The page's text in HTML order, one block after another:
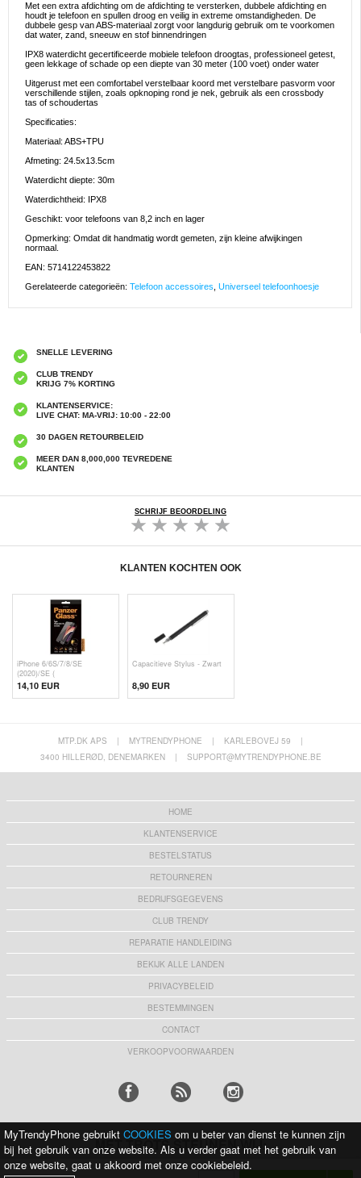
Met een extra afdichting om de afdichting te versterken, dubbele afdichting en
houdt je telefoon en spullen droog en veilig in extreme omstandigheden. De
dubbele gesp van ABS-materiaal zorgt voor langdurig gebruik om te voorkomen
dat water, zand, sneeuw en stof binnendringen
IPX8 waterdicht gecertificeerde mobiele telefoon droogtas, professioneel getest,
geen lekkage of schade op een diepte van 30 meter (100 voet) onder water
Uitgerust met een comfortabel verstelbaar koord met verstelbare pasvorm voor
verschillende stijlen, zoals opknoping rond je nek, gebruik als een crossbody
tas of schoudertas
Specificaties:
Materiaal: ABS+TPU
Afmeting: 24.5x13.5cm
Waterdicht diepte: 30m
Waterdichtheid: IPX8
Geschikt: voor telefoons van 8,2 inch en lager
Opmerking: Omdat dit handmatig wordt gemeten, zijn kleine afwijkingen
normaal.
EAN: 5714122453822
Gerelateerde categorieën: Telefoon accessoires Universeel telefoonhoesje
SNELLE LEVERING
CLUB TRENDY
KRIJG 7% KORTING
KLANTENSERVICE:
LIVE CHAT: MA-VRIJ: 10:00 - 22:00
30 DAGEN RETOURBELEID
MEER DAN 8,000,000 TEVREDENE
KLANTEN
SCHRIJF BEOORDELING
KLANTEN KOCHTEN OOK
iPhone 6/6S/7/8/SE
(2020)/SE (
14,10 EUR
Capacitieve Stylus - Zwart
8,90 EUR
MTP.DK APS | MYTRENDYPHONE | KARLEBOVEJ 59
|
3400 HILLERØD, DENEMARKEN
| SUPPORT@MYTRENDYPHONE.BE
HOME
KLANTENSERVICE
BESTELSTATUS
RETOURNEREN
BEDRIJFSGEGEVENS
CLUB TRENDY
REPARATIE HANDLEIDING
BEKIJK ALLE LANDEN
PRIVACYBELEID
BESTEMMINGEN
CONTACT
VERKOOPVOORWAARDEN
MET TROTS STEUNEN WIJ:
MyTrendyPhone gebruikt COOKIES om u beter van dienst te kunnen zijn
bij het gebruik van onze website. Als u verder gaat met het gebruik van
onze website, gaat u akkoord met onze cookiebeleid.